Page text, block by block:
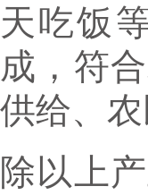
天吃饭
成，符
供给、
除以上